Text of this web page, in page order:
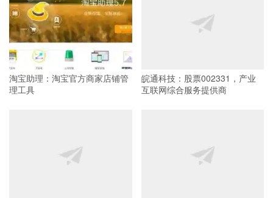
淘宝助理：淘宝官方商家店铺管
理工具
皖通科技：股票002331，产业
互联网综合服务提供商